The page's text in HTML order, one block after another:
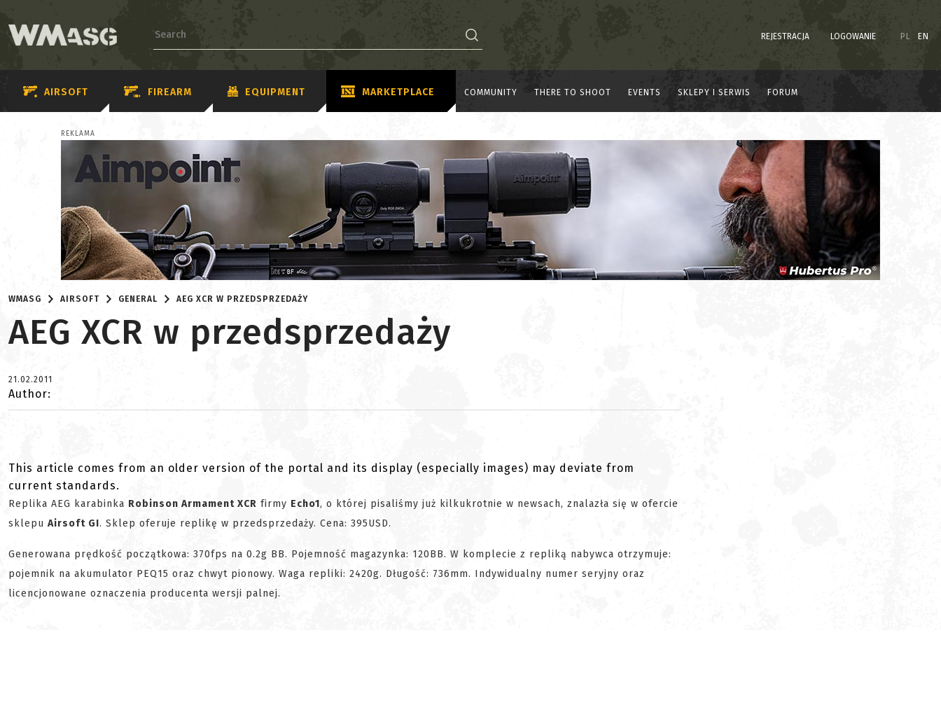
REJESTRACJA LOGOWANIE PL EN
AIRSOFT FIREARM EQUIPMENT MARKETPLACE COMMUNITY THERE TO SHOOT EVENTS SKLEPY I SERWIS FORUM
REKLAMA
WMASG AIRSOFT GENERAL AEG XCR W PRZEDSPRZEDAŻY
AEG XCR w przedsprzedaży
21.02.2011
Author:
This article comes from an older version of the portal and its display (especially images) may deviate from
current standards.
Replika AEG karabinka Robinson Armament XCR firmy Echo1, o której pisaliśmy już kilkukrotnie w newsach, znalazła się w ofercie
sklepu Airsoft GI. Sklep oferuje replikę w przedsprzedaży. Cena: 395USD.
Generowana prędkość początkowa: 370fps na 0.2g BB. Pojemność magazynka: 120BB. W komplecie z repliką nabywca otrzymuje:
pojemnik na akumulator PEQ15 oraz chwyt pionowy. Waga repliki: 2420g. Długość: 736mm. Indywidualny numer seryjny oraz
licencjonowane oznaczenia producenta wersji palnej.